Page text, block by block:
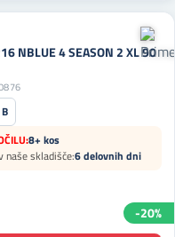
NBLUE 4 SEASON 2 XL 90
B
8+ kos
naše skladišče:6 delovnih dni
-20%